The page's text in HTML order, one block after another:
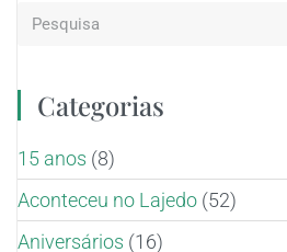
Categorias
15 anos (8)
Aconteceu no Lajedo (52)
Aniversários (16)